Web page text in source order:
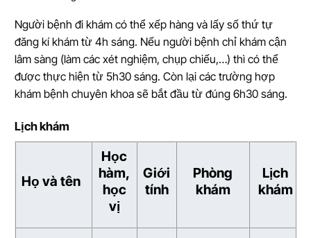
Người bệnh đi khám có thể xếp hàng và lấy số thứ tự
đăng kí khám từ 4h sáng. Nếu người bệnh chỉ khám cận
lâm sàng (làm các xét nghiệm, chụp chiếu,…) thì có thể
được thực hiện từ 5h30 sáng. Còn lại các trường hợp
khám bệnh chuyên khoa sẽ bắt đầu từ đúng 6h30 sáng.
Lịch khám
Họ và tên
Học
hàm,
học
vị
Giới
tính
Phòng
khám
Lịch
khám